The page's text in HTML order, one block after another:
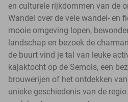
en culturele rijkdommen van de
Wandel over de vele wandel- en
mooie omgeving lopen,
landschap en bezoek de
de buurt vind je tal van leuke
kajaktocht op de Semois, een
brouwerijen of het ontdekken
unieke geschiedenis van de